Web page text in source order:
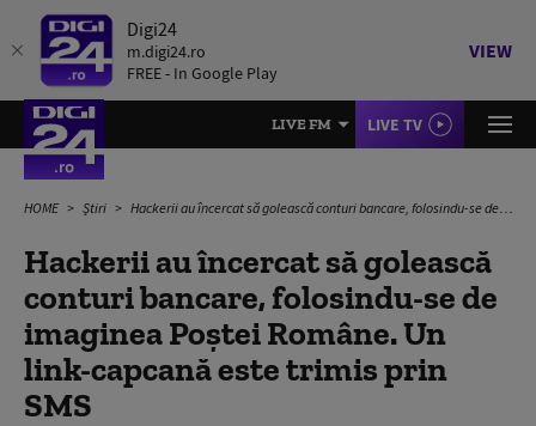
Digi24
m.digi24.ro
FREE - In Google Play
VIEW
LIVE FM LIVE TV
HOME Știri Hackerii au încercat să golească conturi bancare, folosindu-se de imaginea Poștei Române. Un link-capcană este trimis prin SMS
Hackerii au încercat să golească
conturi bancare, folosindu-se de
imaginea Poștei Române. Un
link-capcană este trimis prin
SMS